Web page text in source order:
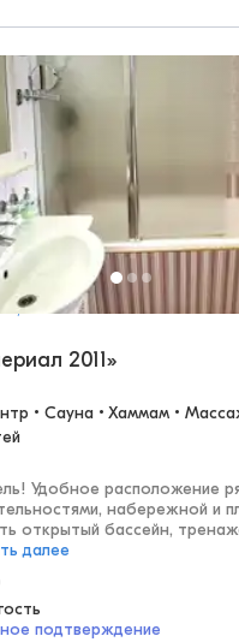
Ялта
2011»
• Сауна • Хаммам •
Удобное расположение
набережной и
открытый бассейн,
далее
подтверждение